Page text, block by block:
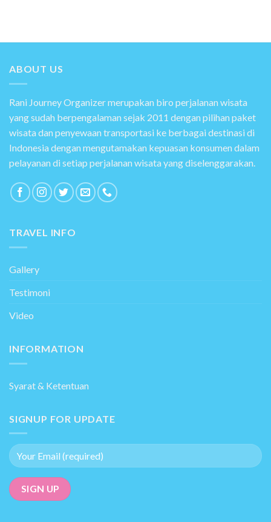
ABOUT US
Rani Journey Organizer merupakan biro perjalanan wisata
yang sudah berpengalaman sejak 2011 dengan pilihan paket
wisata dan penyewaan transportasi ke berbagai destinasi di
Indonesia dengan mengutamakan kepuasan konsumen dalam
pelayanan di setiap perjalanan wisata yang diselenggarakan.
TRAVEL INFO
Gallery
Testimoni
Video
INFORMATION
Syarat & Ketentuan
SIGNUP FOR UPDATE